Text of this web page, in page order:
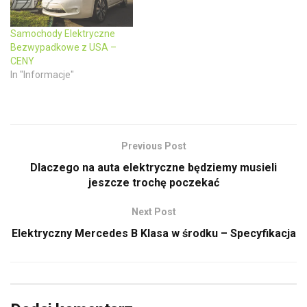
) w
)
Samochody Elektryczne
Bezwypadkowe z USA –
CENY
In "Informacje"
Previous Post
Dlaczego na auta elektryczne będziemy musieli
jeszcze trochę poczekać
Next Post
Elektryczny Mercedes B Klasa w środku – Specyfikacja